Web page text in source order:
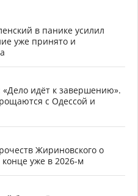
в панике усилил
уже принято и
идёт к завершению».
с Одессой и
Жириновского о
уже в 2026-м